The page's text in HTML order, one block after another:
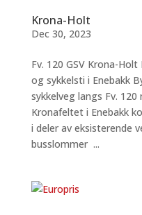
Krona-Holt
Dec 30, 2023
Fv. 120 GSV Krona-
og sykkelsti i Enebakk
sykkelveg langs Fv.
Kronafeltet i Enebakk
i deler av eksisterende
busslommer ...